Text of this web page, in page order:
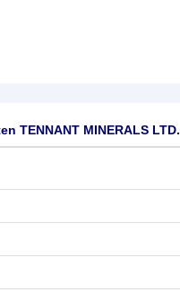
TENNANT MINERALS LTD.